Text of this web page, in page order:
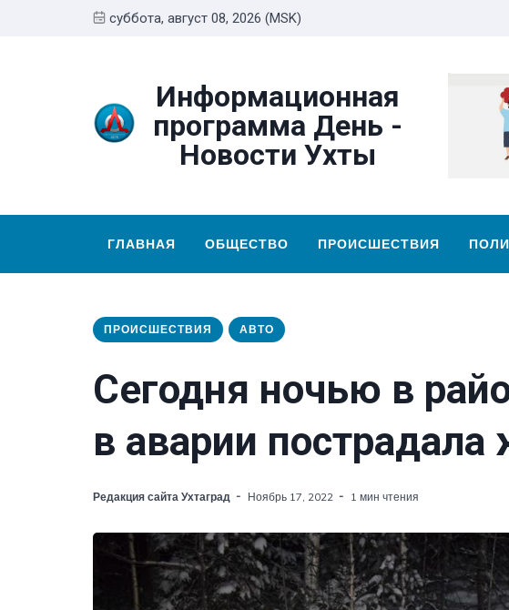
суббота, август 08, 2026 (MSK)
Информационная
программа День -
Новости Ухты
ГЛАВНАЯ ОБЩЕСТВО ПРОИСШЕСТВИЯ
ПРОИСШЕСТВИЯ АВТО
Сегодня ночью в
в аварии
Редакция сайта Ухтаград Ноябрь 17, 2022 1 мин чтения